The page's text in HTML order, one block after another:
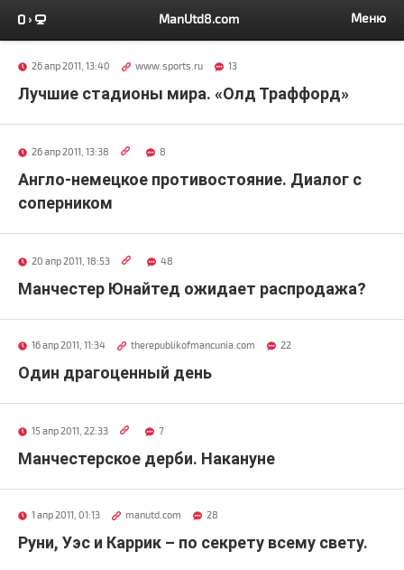
ManUtd8.com Меню
26 апр 2011, 13:40 www.sports.ru 13
Лучшие стадионы мира. «Олд Траффорд»
26 апр 2011, 13:38 8
Англо-немецкое противостояние. Диалог с
соперником
20 апр 2011, 18:53 48
Манчестер Юнайтед ожидает распродажа?
16 апр 2011, 11:34 therepublikofmancunia.com 22
Один драгоценный день
15 апр 2011, 22:33 7
Манчестерское дерби. Накануне
1 апр 2011, 01:13 manutd.com 28
Руни, Уэс и Каррик – по секрету всему свету.